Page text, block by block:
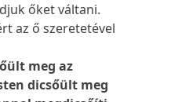
őket váltani.
az ő szeretetével
meg az
dicsőült meg